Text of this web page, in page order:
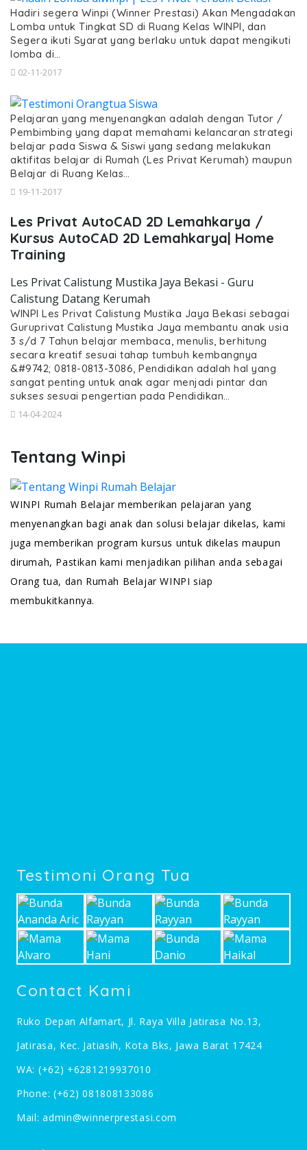
Hadiri segera Winpi (Winner Prestasi) Akan Mengadakan
Lomba untuk Tingkat SD di Ruang Kelas WINPI, dan
Segera ikuti Syarat yang berlaku untuk dapat mengikuti
lomba di…
02-11-2017
Pelajaran yang menyenangkan adalah dengan Tutor /
Pembimbing yang dapat memahami kelancaran strategi
belajar pada Siswa & Siswi yang sedang melakukan
aktifitas belajar di Rumah (Les Privat Kerumah) maupun
Belajar di Ruang Kelas…
19-11-2017
Les Privat AutoCAD 2D Lemahkarya /
Kursus AutoCAD 2D Lemahkarya| Home
Training
Les Privat Calistung Mustika Jaya Bekasi - Guru
Calistung Datang Kerumah
WINPI Les Privat Calistung Mustika Jaya Bekasi sebagai
Guruprivat Calistung Mustika Jaya membantu anak usia
3 s/d 7 Tahun belajar membaca, menulis, berhitung
secara kreatif sesuai tahap tumbuh kembangnya
&#9742; 0818-0813-3086, Pendidikan adalah hal yang
sangat penting untuk anak agar menjadi pintar dan
sukses sesuai pengertian pada Pendidikan…
14-04-2024
Tentang Winpi
WINPI Rumah Belajar memberikan pelajaran yang
menyenangkan bagi anak dan solusi belajar dikelas, kami
juga memberikan program kursus untuk dikelas maupun
dirumah, Pastikan kami menjadikan pilihan anda sebagai
Orang tua, dan Rumah Belajar WINPI siap
membukitkannya.
Testimoni Orang Tua
Contact Kami
Ruko Depan Alfamart, Jl. Raya Villa Jatirasa No.13,
Jatirasa, Kec. Jatiasih, Kota Bks, Jawa Barat 17424
WA: (+62) +6281219937010
Phone: (+62) 081808133086
Mail:admin@winnerprestasi.com